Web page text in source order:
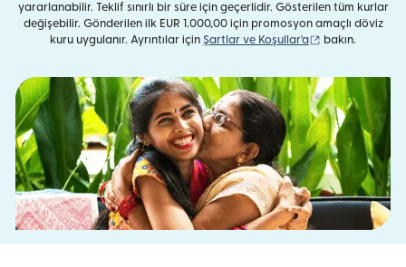
yararlanabilir. Teklif sınırlı bir süre için geçerlidir. Gösterilen tüm kurlar
değişebilir. Gönderilen ilk EUR 1.000,00 için promosyon amaçlı döviz
kuru uygulanır. Ayrıntılar için Şartlar ve Koşullar'a (yeni pencerede
bakın.